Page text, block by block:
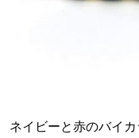
ネイビーと赤のバイ